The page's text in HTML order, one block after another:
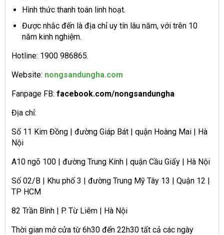
Hình thức thanh toán linh hoạt.
Được nhắc đến là địa chỉ uy tín lâu năm, với trên 10
năm kinh nghiệm.
Hotline: 1900 986865.
Website: nongsandungha.com
Fanpage FB: facebook.com/nongsandungha
Địa chỉ:
Số 11 Kim Đồng | đường Giáp Bát | quận Hoàng Mai | Hà
Nội
A10 ngõ 100 | đường Trung Kính | quận Cầu Giấy | Hà Nội
Số 02/B | Khu phố 3 | đường Trung Mỹ Tây 13 | Quận 12 |
TP HCM
82 Trần Bình | P. Từ Liêm | Hà Nội
Thời gian mở cửa từ 6h30 đến 22h30 tất cả các ngày